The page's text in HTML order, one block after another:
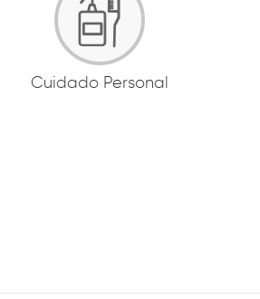
Cuidado Personal